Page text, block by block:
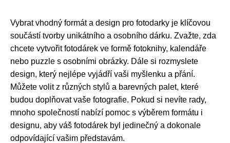
Vybrat vhodný formát a design pro fotodarky je klíčovou
součástí tvorby unikátního a osobního dárku. Zvažte, zda
chcete vytvořit fotodárek ve formě fotoknihy, kalendáře
nebo puzzle s osobními obrázky. Dále si rozmyslete
design, který nejlépe vyjádří vaši myšlenku a přání.
Můžete volit z různých stylů a barevných palet, které
budou doplňovat vaše fotografie. Pokud si nevíte rady,
mnoho společností nabízí pomoc s výběrem formátu i
designu, aby váš fotodárek byl jedinečný a dokonale
odpovídající vašim představám.